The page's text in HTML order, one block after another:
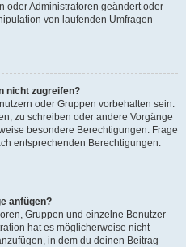
oder Administratoren geändert oder
von laufenden Umfragen
nicht zugreifen?
oder Gruppen vorbehalten sein.
zu schreiben oder andere Vorgänge
besondere Berechtigungen. Frage
entsprechenden Berechtigungen.
anfügen?
Gruppen und einzelne Benutzer
hat es möglicherweise nicht
in dem du deinen Beitrag